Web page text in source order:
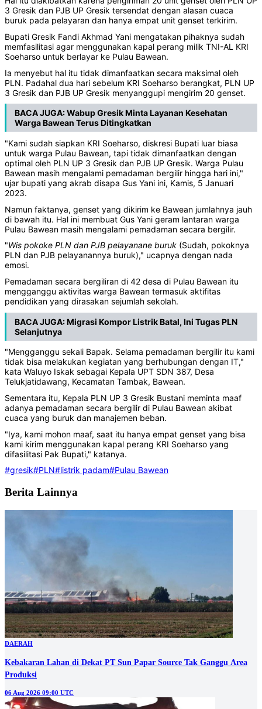
3 Gresik dan PJB UP Gresik tersendat dengan alasan cuaca
buruk pada pelayaran dan hanya empat unit genset terkirim.
Bupati Gresik Fandi Akhmad Yani mengatakan pihaknya sudah
memfasilitasi agar menggunakan kapal perang milik TNI-AL KRI
Soeharso untuk berlayar ke Pulau Bawean.
Ia menyebut hal itu tidak dimanfaatkan secara maksimal oleh
PLN. Padahal dua hari sebelum KRI Soeharso berangkat, PLN UP
3 Gresik dan PJB UP Gresik menyanggupi mengirim 20 genset.
BACA JUGA:Wabup Gresik Minta Layanan Kesehatan
Warga Bawean Terus Ditingkatkan
"Kami sudah siapkan KRI Soeharso, diskresi Bupati luar biasa
untuk warga Pulau Bawean, tapi tidak dimanfaatkan dengan
optimal oleh PLN UP 3 Gresik dan PJB UP Gresik. Warga Pulau
Bawean masih mengalami pemadaman bergilir hingga hari ini,"
ujar bupati yang akrab disapa Gus Yani ini, Kamis, 5 Januari
2023.
Namun faktanya, genset yang dikirim ke Bawean jumlahnya jauh
di bawah itu. Hal ini membuat Gus Yani geram lantaran warga
Pulau Bawean masih mengalami pemadaman secara bergilir.
"Wis pokoke PLN dan PJB pelayanane buruk (Sudah, pokoknya
PLN dan PJB pelayanannya buruk)," ucapnya dengan nada
emosi.
Pemadaman secara bergiliran di 42 desa di Pulau Bawean itu
mengganggu aktivitas warga Bawean termasuk aktifitas
pendidikan yang dirasakan sejumlah sekolah.
BACA JUGA:Migrasi Kompor Listrik Batal, Ini Tugas PLN
Selanjutnya
"Mengganggu sekali Bapak. Selama pemadaman bergilir itu kami
tidak bisa melakukan kegiatan yang berhubungan dengan IT,"
kata Waluyo Iskak sebagai Kepala UPT SDN 387, Desa
Telukjatidawang, Kecamatan Tambak, Bawean.
Sementara itu, Kepala PLN UP 3 Gresik Bustani meminta maaf
adanya pemadaman secara bergilir di Pulau Bawean akibat
cuaca yang buruk dan manajemen beban.
"Iya, kami mohon maaf, saat itu hanya empat genset yang bisa
kami kirim menggunakan kapal perang KRI Soeharso yang
difasilitasi Pak Bupati," katanya.
#gresik#PLN#listrik padam#Pulau Bawean
Berita Lainnya
DAERAH
Kebakaran Lahan di Dekat PT Sun Papar Source Tak Ganggu Area
Produksi
06 Aug 2026 09:00 UTC